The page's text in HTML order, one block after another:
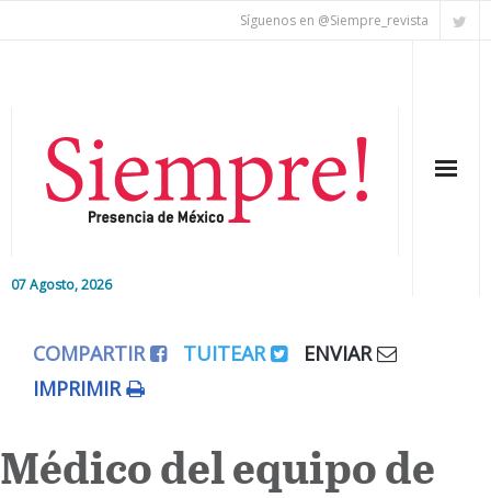
Síguenos en @Siempre_revista
07 Agosto, 2026
Editorial
Colaboradores
COMPARTIR TUITEAR
ENVIAR
IMPRIMIR
Médico del equipo de